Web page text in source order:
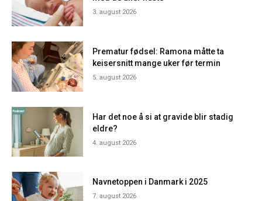
3. august 2026
Prematur fødsel: Ramona måtte ta
keisersnitt mange uker før termin
5. august 2026
Har det noe å si at gravide blir stadig
eldre?
4. august 2026
Navnetoppen i Danmark i 2025
7. august 2026